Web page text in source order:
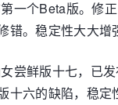
一个Beta版。修
错。稳定性大大增
尝鲜版十七，已
十六的缺陷，稳定